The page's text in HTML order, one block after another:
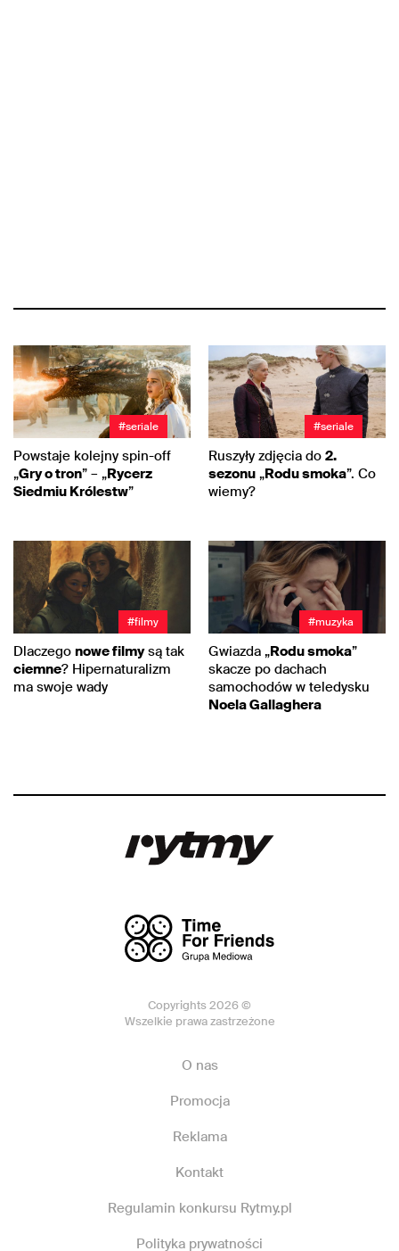
#seriale
Powstaje kolejny spin-off
„Gry o tron” – „Rycerz
Siedmiu Królestw”
#seriale
Ruszyły zdjęcia do 2.
sezonu „Rodu smoka”. Co
wiemy?
#filmy
Dlaczego nowe filmysą tak
ciemne? Hipernaturalizm
ma swoje wady
#muzyka
Gwiazda „Rodu smoka”
skacze po dachach
samochodów w teledysku
Noela Gallaghera
Copyrights 2026 ©
Wszelkie prawa zastrzeżone
O nas
Promocja
Reklama
Kontakt
Regulamin konkursu Rytmy.pl
Polityka prywatności